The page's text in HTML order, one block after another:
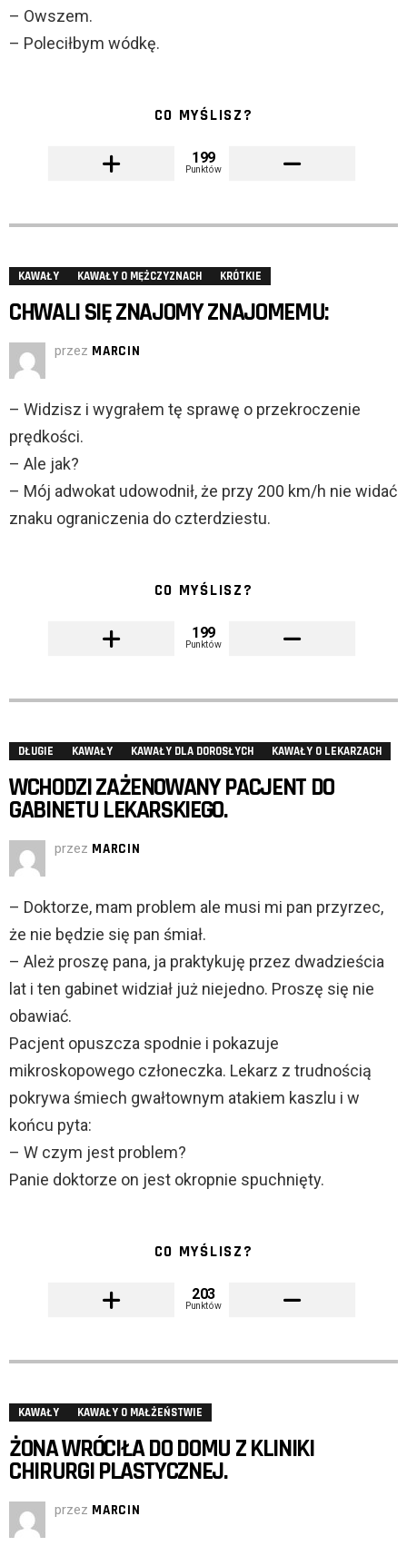
– Owszem.
– Poleciłbym wódkę.
CO MYŚLISZ?
199
Punktów
KAWAŁY KAWAŁY O MĘŻCZYZNACH KRÓTKIE
CHWALI SIĘ ZNAJOMY ZNAJOMEMU:
przez MARCIN
– Widzisz i wygrałem tę sprawę o przekroczenie
prędkości.
– Ale jak?
– Mój adwokat udowodnił, że przy 200 km/h nie widać
znaku ograniczenia do czterdziestu.
CO MYŚLISZ?
199
Punktów
DŁUGIE KAWAŁY KAWAŁY DLA DOROSŁYCH KAWAŁY O LEKARZACH
WCHODZI ZAŻENOWANY PACJENT DO
GABINETU LEKARSKIEGO.
przez MARCIN
– Doktorze, mam problem ale musi mi pan przyrzec,
że nie będzie się pan śmiał.
– Ależ proszę pana, ja praktykuję przez dwadzieścia
lat i ten gabinet widział już niejedno. Proszę się nie
obawiać.
Pacjent opuszcza spodnie i pokazuje
mikroskopowego członeczka. Lekarz z trudnością
pokrywa śmiech gwałtownym atakiem kaszlu i w
końcu pyta:
– W czym jest problem?
Panie doktorze on jest okropnie spuchnięty.
CO MYŚLISZ?
203
Punktów
KAWAŁY KAWAŁY O MAŁŻEŃSTWIE
ŻONA WRÓCIŁA DO DOMU Z KLINIKI
CHIRURGI PLASTYCZNEJ.
przez MARCIN